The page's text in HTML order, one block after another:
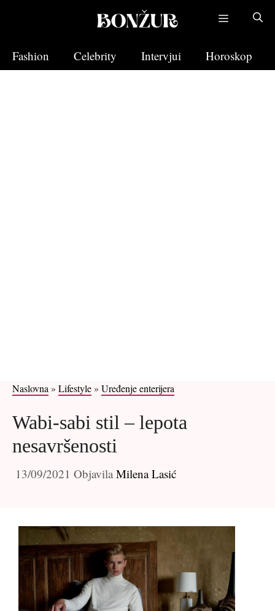
Fashion
Celebrity Intervjui Horoskop
Naslovna » Lifestyle» Uređenje enterijera
Wabi-sabi stil – lepota
nesavršenosti
13/09/2021 Objavila Milena Lasić